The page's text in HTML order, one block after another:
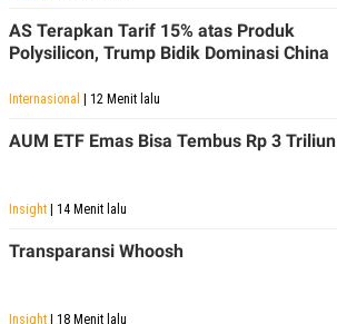
C
T
K
I
T
E
P
R
D
T
S
AS Terapkan Tarif 15% atas Produk
Polysilicon, Trump Bidik Dominasi China
Internasional | 12 Menit lalu
AUM ETF Emas Bisa Tembus Rp 3 Triliun
Insight | 14 Menit lalu
Transparansi Whoosh
Insight | 18 Menit lalu